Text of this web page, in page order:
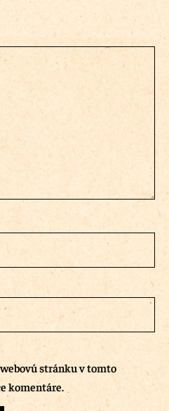
stránku v tomto
komentáre.